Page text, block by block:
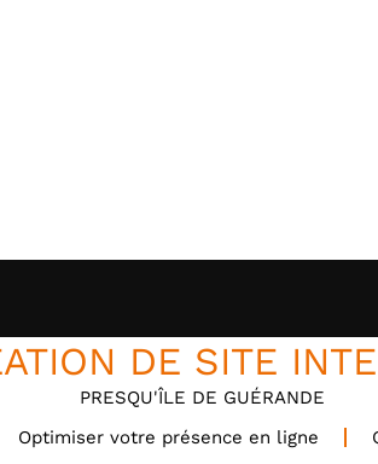
DE SITE
PRESQU'ÎLE DE GUÉRANDE
Optimiser votre présence en ligne